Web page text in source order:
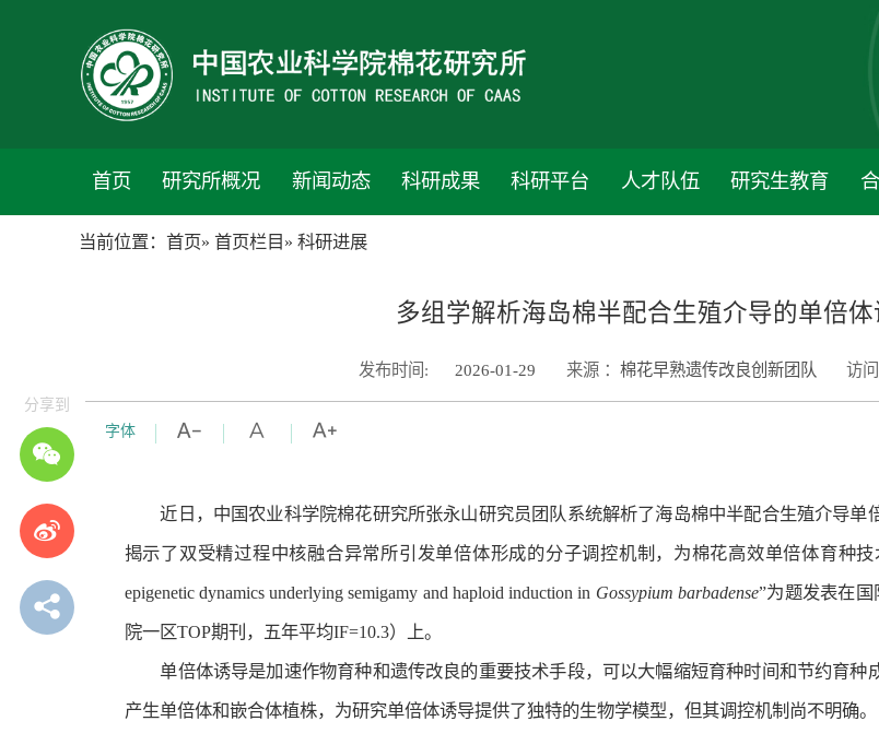
首页 研究所概况 新闻动态 科研成果 科研平台 人才队伍 研究生教育
当前位置： 首页» 首页栏目 » 科研进展
多组学解析海岛棉半配合生殖介导的单倍体
发布时间: 2026-01-29 来源 ： 棉花早熟遗传改良创新团队 访
字体
分享到
近日，中国农业科学院棉花研究所张永山研究员团队系统解析了海岛棉中半配合生殖介导
揭示了双受精过程中核融合异常所引发单倍体形成的分子调控机制，为棉花高效单倍体育种技
epigenetic dynamics underlying semigamy and haploid induction in Gossypium barbadense”为题发表在国
院一区TOP期刊，五年平均IF=10.3）上。
单倍体诱导是加速作物育种和遗传改良的重要技术手段，可以大幅缩短育种时间和节约育
产生单倍体和嵌合体植株，为研究单倍体诱导提供了独特的生物学模型，但其调控机制尚不明确。